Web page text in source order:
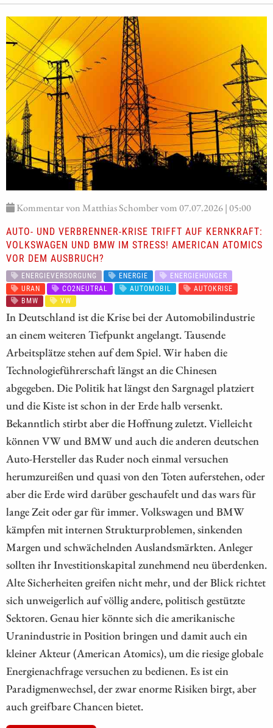
Kommentar von Matthias Schomber vom 07.07.2026 | 05:00
AUTO- UND VERBRENNER-KRISE TRIFFT AUF KERNKRAFT:
VOLKSWAGEN UND BMW IM STRESS! AMERICAN ATOMICS
VOR DEM AUSBRUCH?
ENERGIEVERSORGUNG ENERGIE
ENERGIEHUNGER
URAN
CO2NEUTRAL AUTOMOBIL
AUTOKRISE
BMW
VW
In Deutschland ist die Krise bei der Automobilindustrie
an einem weiteren Tiefpunkt angelangt. Tausende
Arbeitsplätze stehen auf dem Spiel. Wir haben die
Technologieführerschaft längst an die Chinesen
abgegeben. Die Politik hat längst den Sargnagel platziert
und die Kiste ist schon in der Erde halb versenkt.
Bekanntlich stirbt aber die Hoffnung zuletzt. Vielleicht
können VW und BMW und auch die anderen deutschen
Auto-Hersteller das Ruder noch einmal versuchen
herumzureißen und quasi von den Toten auferstehen, oder
aber die Erde wird darüber geschaufelt und das wars für
lange Zeit oder gar für immer. Volkswagen und BMW
kämpfen mit internen Strukturproblemen, sinkenden
Margen und schwächelnden Auslandsmärkten. Anleger
sollten ihr Investitionskapital zunehmend neu überdenken.
Alte Sicherheiten greifen nicht mehr, und der Blick richtet
sich unweigerlich auf völlig andere, politisch gestützte
Sektoren. Genau hier könnte sich die amerikanische
Uranindustrie in Position bringen und damit auch ein
kleiner Akteur (American Atomics), um die riesige globale
Energienachfrage versuchen zu bedienen. Es ist ein
Paradigmenwechsel, der zwar enorme Risiken birgt, aber
auch greifbare Chancen bietet.